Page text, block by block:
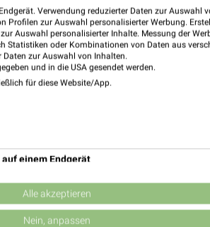
in Herne
Verwendung reduzierter Daten zur Auswahl
Profilen zur Auswahl personalisierter Werbung.
Auswahl personalisierter Inhalte. Messung der
Statistiken oder Kombinationen von Daten aus
Daten zur Auswahl von Inhalten.
und in die USA gesendet werden.
für diese Website/App.
einem Endgerät
Werbeanzeigen
Alle akzeptieren
Nein, anpassen